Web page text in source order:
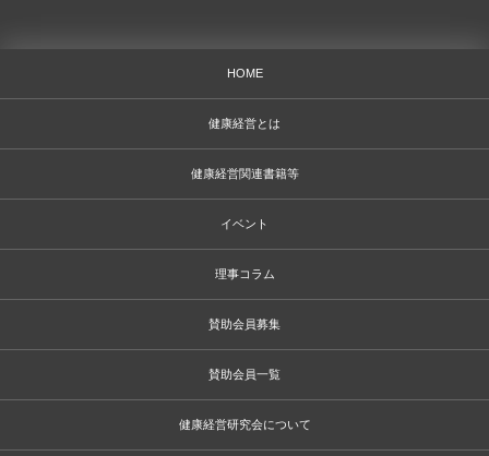
HOME
健康経営とは
健康経営関連書籍等
イベント
理事コラム
賛助会員募集
賛助会員一覧
健康経営研究会について